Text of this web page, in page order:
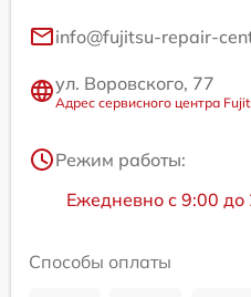
info@fujitsu-repair-
ул. Воровского, 77
Адрес сервисного центра
Режим работы:
Ежедневно с 9:00 до
Способы оплаты